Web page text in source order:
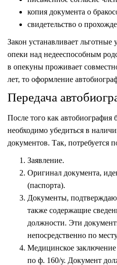
копия документа о
свидетельство о
Закон устанавливает
опеки над недееспособным
в опекуны проживает
лет, то оформление
Передача
После того как автобиография
необходимо убедиться в
документов. Так, потребуется
Заявление.
Оригинал документа,
(паспорта).
Документы,
также содержащие
должности. Эти
непосредственно по
Медицинское
по ф. 160/у. Документ